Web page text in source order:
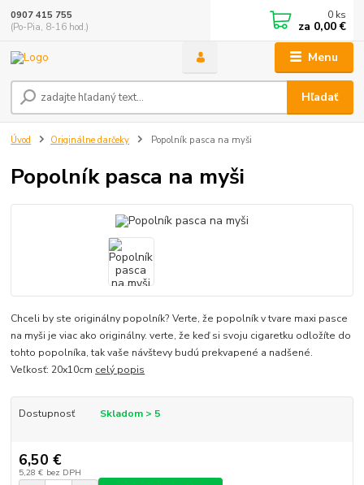
Menu
Hľadať
0907 415 755
(Po-Pia, 8-16 hod.)
0 ks
za 0,00 €
Úvod Originálne darčeky Popolník pasca na myši
Popolník pasca na myši
Chceli by ste originálny popolník? Verte, že popolník v tvare maxi pasce
na myši je viac ako originálny. verte, že keď si svoju cigaretku odložíte do
tohto popolníka, tak vaše návštevy budú prekvapené a nadšené.
Veľkosť: 20x10cm celý popis
Dostupnosť Skladom > 5
6,50 €
5,28 € bez DPH